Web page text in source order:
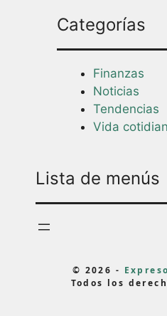
Categorías
Finanzas
Noticias
Tendencias
Vida
Lista de menús
© 2026 -
Todos los